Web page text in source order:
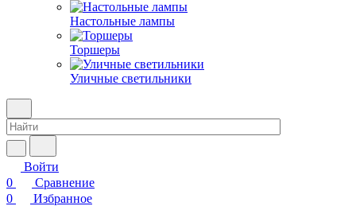
Настольные лампы
Торшеры
Уличные светильники
Войти
0
Сравнение
0
Избранное